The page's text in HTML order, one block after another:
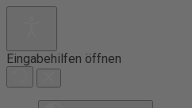
Eingabehilfen öffnen